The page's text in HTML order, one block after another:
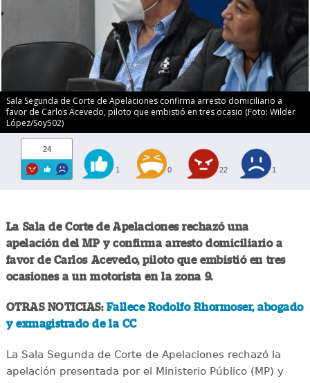
Sala Segunda de Corte de Apelaciones confirma arresto domiciliario a
favor de Carlos Acevedo, piloto que embistió en tres ocasio (Foto: Wilder
López/Soy502)
24
1 0 22 1
La Sala de Corte de Apelaciones rechazó una
apelación del MP y confirma arresto domiciliario a
favor de Carlos Acevedo, piloto que embistió en tres
ocasiones a un motorista en la zona 9.
OTRAS NOTICIAS: Fallece Rodolfo Rhormoser, abogado
y exmagistrado de la CC
La Sala Segunda de Corte de Apelaciones rechazó la
apelación presentada por el Ministerio Público (MP) y